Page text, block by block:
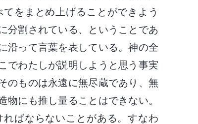
をまとめ上げることができよう
分割されている、ということであ
沿って言葉を表している。神の全
でわたしが説明しようと思う事実
のものは永遠に無尽蔵であり、無
にも推し量ることはできない。
ばならないことがある。すなわ